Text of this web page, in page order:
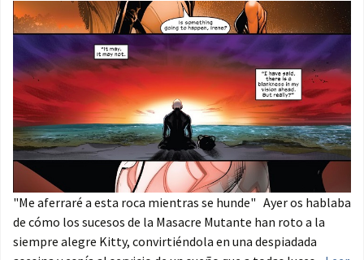
"Me aferraré a esta roca mientras se hunde" Ayer os hablaba
de cómo los sucesos de la Masacre Mutante han roto a la
siempre alegre Kitty, convirtiéndola en una despiadada